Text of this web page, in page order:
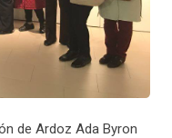
de Ardoz Ada Byron